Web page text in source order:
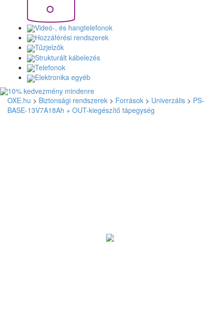
Videó-, és hangtelefonok
Hozzáférési rendszerek
Tűzjelzők
Strukturált kábelezés
Telefonok
Elektronika egyéb
OXE.hu > Biztonsági rendszerek > Források > Univerzális > PS-
BASE-13V7A18Ah + OUT-kiegészítő tápegység